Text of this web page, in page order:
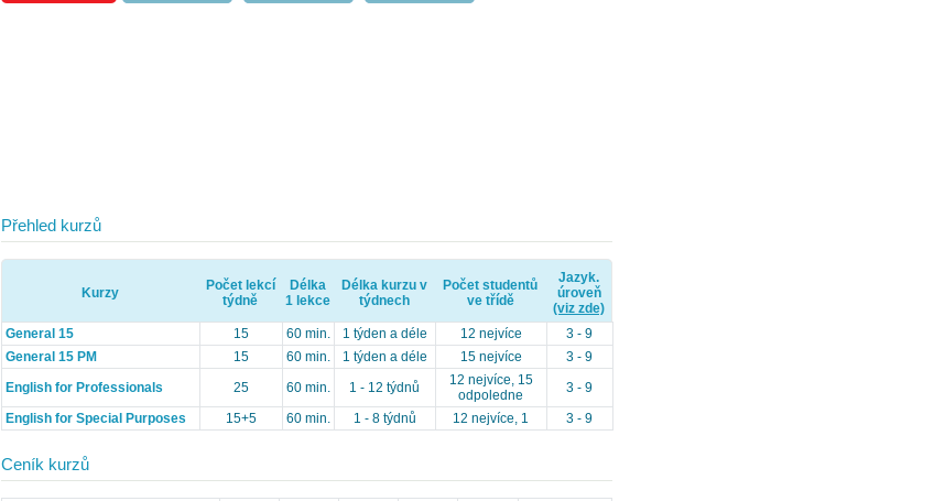
Přehled kurzů
Kurzy
Počet lekcí
týdně
Délka
1 lekce
Délka kurzu v
týdnech
Počet studentů
ve třídě
Jazyk.
úroveň
(viz zde)
General 15
15 60 min. 1 týden a déle 12 nejvíce
3 - 9
General 15 PM
15 60 min. 1 týden a déle 15 nejvíce
3 - 9
English for Professionals
25 60 min. 1 - 12 týdnů
12 nejvíce, 15
odpoledne
3 - 9
English for Special Purposes
15+5 60 min. 1 - 8 týdnů 12 nejvíce, 1 3 - 9
Ceník kurzů